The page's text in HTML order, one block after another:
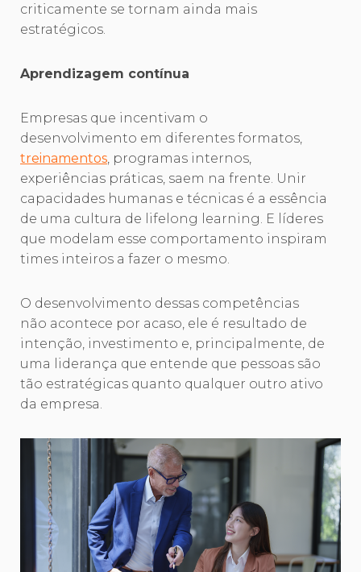
criticamente se tornam ainda mais
estratégicos.
Aprendizagem contínua
Empresas que incentivam o
desenvolvimento em diferentes formatos,
treinamentos, programas internos,
experiências práticas, saem na frente. Unir
capacidades humanas e técnicas é a essência
de uma cultura de lifelong learning. E líderes
que modelam esse comportamento inspiram
times inteiros a fazer o mesmo.
O desenvolvimento dessas competências
não acontece por acaso, ele é resultado de
intenção, investimento e, principalmente, de
uma liderança que entende que pessoas são
tão estratégicas quanto qualquer outro ativo
da empresa.